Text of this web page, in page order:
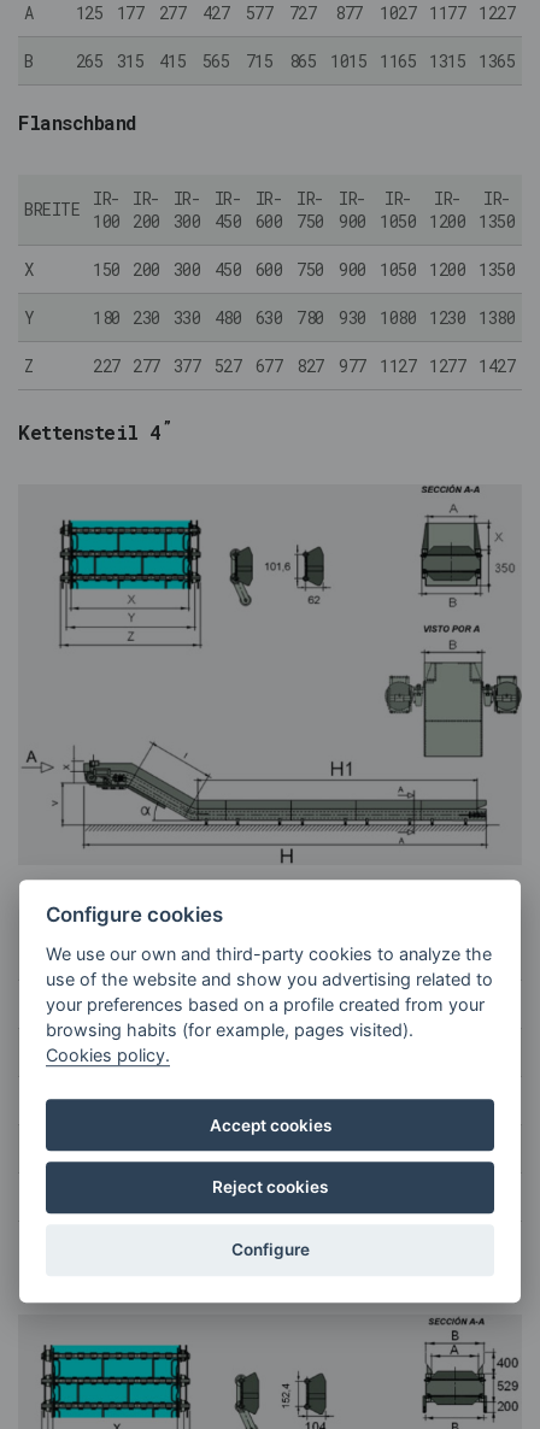
A 125 177 277 427 577 727 877 1027 1177 1227
B 265 315 415 565 715 865 1015 1165 1315 1365
Flanschband
BREITE
IR-
100
IR-
200
IR-
300
IR-
450
IR-
600
IR-
750
IR-
900
IR-
1050
IR-
1200
IR-
1350
X 150 200 300 450 600 750 900 1050 1200 1350
Y 180 230 330 480 630 780 930 1080 1230 1380
Z 227 277 377 527 677 827 977 1127 1277 1427
Kettensteil 4”
MOD.
TC-
150
300
450
600
750
900
1050
1200
119 269 419 569 719 869 1019 1169
298 448
150 300 450 600 750 900 1050 1200
204 354 504 854 804 854 1104 1254
567 717 867
Configure cookies
We use our own and third-party cookies to analyze the
use of the website and show you advertising related to
your preferences based on a profile created from your
browsing habits (for example, pages visited).
Cookies policy.
Accept cookies
Reject cookies
Configure